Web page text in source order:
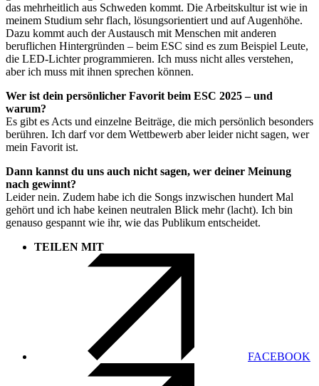
das mehrheitlich aus Schweden kommt. Die Arbeitskultur ist wie in
meinem Studium sehr flach, lösungsorientiert und auf Augenhöhe.
Dazu kommt auch der Austausch mit Menschen mit anderen
beruflichen Hintergründen – beim ESC sind es zum Beispiel Leute,
die LED-Lichter programmieren. Ich muss nicht alles verstehen,
aber ich muss mit ihnen sprechen können.
Wer ist dein persönlicher Favorit beim ESC 2025 – und
warum?
Es gibt es Acts und einzelne Beiträge, die mich persönlich besonders
berühren. Ich darf vor dem Wettbewerb aber leider nicht sagen, wer
mein Favorit ist.
Dann kannst du uns auch nicht sagen, wer deiner Meinung
nach gewinnt?
Leider nein. Zudem habe ich die Songs inzwischen hundert Mal
gehört und ich habe keinen neutralen Blick mehr (lacht). Ich bin
genauso gespannt wie ihr, wie das Publikum entscheidet.
TEILEN MIT
FACEBOOK